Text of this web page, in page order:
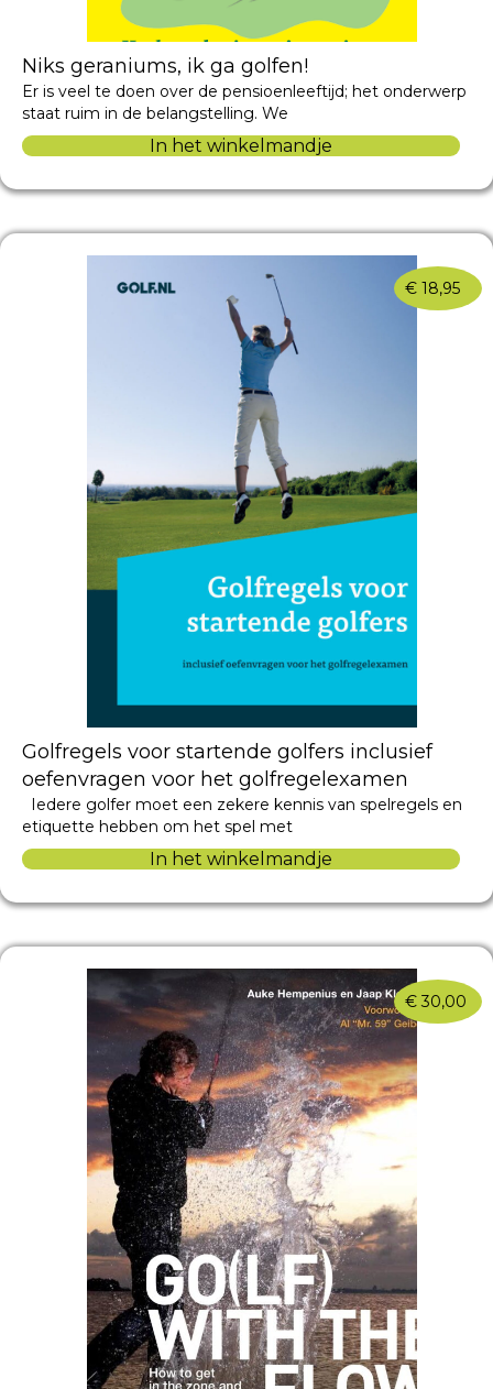
Niks geraniums, ik ga golfen!
Er is veel te doen over de pensioenleeftijd; het onderwerp
staat ruim in de belangstelling. We
In het winkelmandje
€ 18,95
Golfregels voor startende golfers inclusief
oefenvragen voor het golfregelexamen
Iedere golfer moet een zekere kennis van spelregels en
etiquette hebben om het spel met
In het winkelmandje
€ 30,00